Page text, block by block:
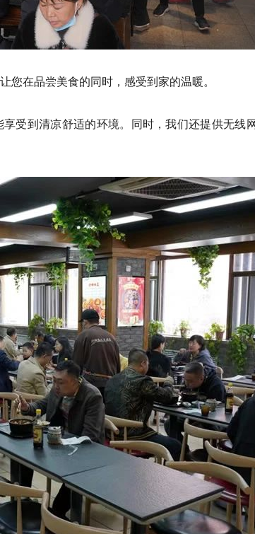
您在品尝美食的同时，感受到家的温暖。
受到清凉舒适的环境。同时，我们还提供无线